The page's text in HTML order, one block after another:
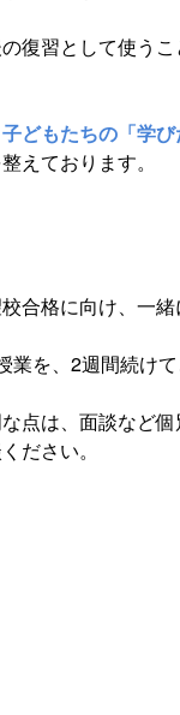
復習として使う
子どもたちの「学
えております。
合格に向け、一緒
業を、2週間続け
点は、面談など個
ださい。